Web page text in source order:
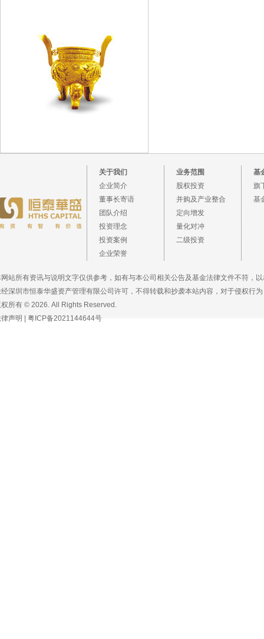
关于我们
企业简介
董事长寄语
团队介绍
投资理念
投资案例
企业荣誉
业务范围
股权投资
并购及产业整合
定向增发
量化对冲
二级投资
基
旗
基
站所有资讯与说明文字仅供参考，如有与本公司相关公告及基金法律文件不符，
深圳市恒泰华盛资产管理有限公司许可，不得转载和抄袭本站内容，对于侵权行
权所有 © 2026. All Rights Reserved.
声明
粤ICP备2021144644号